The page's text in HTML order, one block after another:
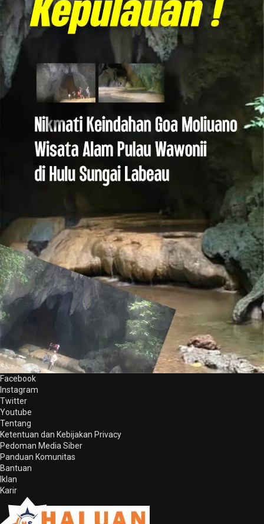
Facebook
Instagram
Twitter
Youtube
Tentang
Ketentuan dan Kebijakan Privacy
Pedoman Media Siber
Panduan Komunitas
Bantuan
Iklan
Karir